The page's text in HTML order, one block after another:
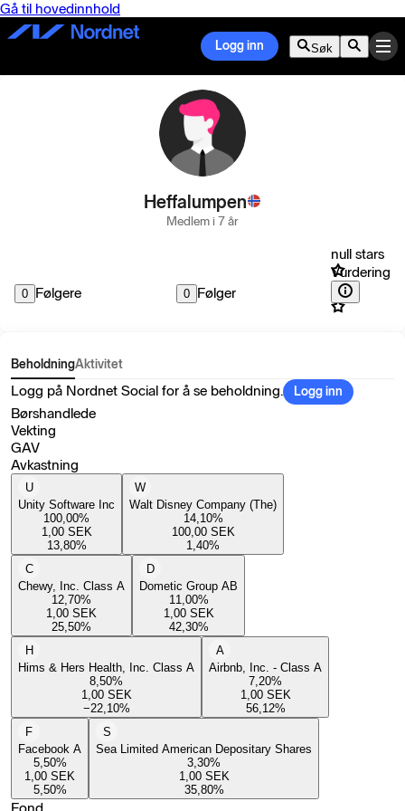
Gå til hovedinnhold
Logg inn Søk
Heffalumpen
Medlem i 7 år
0 Følgere 0 Følger
null stars
Vurdering
BeholdningAktivitet
Logg på Nordnet Social for å se beholdning. Logg inn
Børshandlede
Vekting
GAV
Avkastning
U
Unity Software Inc
100,00%
1,00 SEK
13,80%
W
Walt Disney Company (The)
14,10%
100,00 SEK
1,40%
C
Chewy, Inc. Class A
12,70%
1,00 SEK
25,50%
D
Dometic Group AB
11,00%
1,00 SEK
42,30%
H
Hims & Hers Health, Inc. Class A
8,50%
1,00 SEK
−22,10%
A
Airbnb, Inc. - Class A
7,20%
1,00 SEK
56,12%
F
Facebook A
5,50%
1,00 SEK
5,50%
S
Sea Limited American Depositary Shares
3,30%
1,00 SEK
35,80%